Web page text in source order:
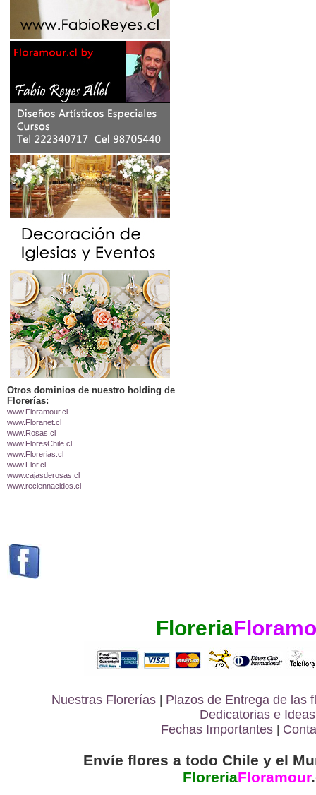
Otros dominios de nuestro holding de
Florerías:
www.Floramour.cl
www.Floranet.cl
www.Rosas.cl
www.FloresChile.cl
www.Florerias.cl
www.Flor.cl
www.cajasderosas.cl
www.reciennacidos.cl
Floreria
Nuestras Florerías | Plazos de Entrega de las
Dedicatorias e Ideas
Fechas Importantes |
Envíe flores a todo Chile y el
FloreriaFloramour.